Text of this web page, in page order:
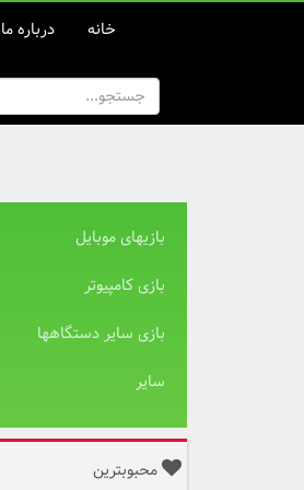
خانه درباره ما
بازیهای موبایل
بازی کامپیوتر
بازی سایر دستگاهها
سایر
محبوبترین